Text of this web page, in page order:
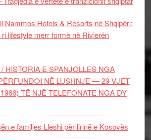
Nammos Hotels & Resorts në Shqipëri:
lifestyle merr formë në Rivierën
HISTORIA E SPANJOLLES NGA
NË LUSHNJE — 29 VJET
TË NJË TELEFONATE NGA DY
e familjes Lleshi për lirinë e Kosovës